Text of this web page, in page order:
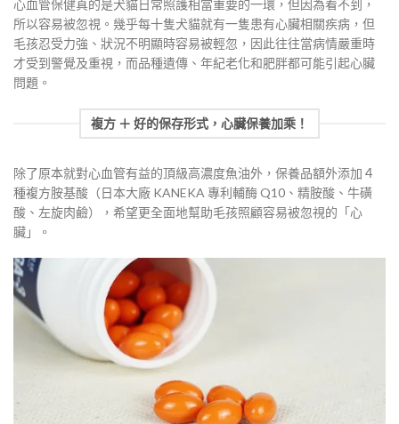
心血管保健真的是犬貓日常照護相當重要的一環，但因為看不到，
所以容易被忽視。幾乎每十隻犬貓就有一隻患有心臟相關疾病，但
毛孩忍受力強、狀況不明顯時容易被輕忽，因此往往當病情嚴重時
才受到警覺及重視，而品種遺傳、年紀老化和肥胖都可能引起心臟
問題。
複方 ＋ 好的保存形式，心臟保養加乘！
除了原本就對心血管有益的頂級高濃度魚油外，保養品額外添加４
種複方胺基酸（日本大廠 KANEKA 專利輔酶 Q10、精胺酸、牛磺
酸、左旋肉鹼），希望更全面地幫助毛孩照顧容易被忽視的「心
臟」。